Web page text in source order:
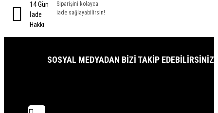
14 Gün
İade
Hakkı
Siparişini kolayca
iade sağlayabilirsin!
SOSYAL MEDYADAN BIZI TAKIP EDEBILIRSINIZ